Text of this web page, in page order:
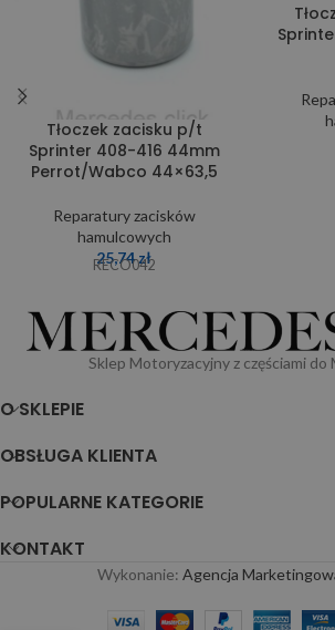
Tłoczek zacisku p/t
Sprinter 408-416 44mm
Perrot/Wabco 44×63,5
Reparatury zacisków
hamulcowych
25,74zł
RECO042
Sklep Motoryzacyjny z częściami do
O SKLEPIE
OBSŁUGA KLIENTA
POPULARNE KATEGORIE
KONTAKT
Wykonanie: Agencja